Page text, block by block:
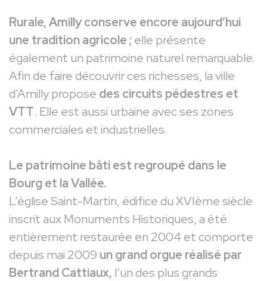
Rurale, Amilly conserve encore aujourd’hui
une tradition agricole ;elle présente
également un patrimoine naturel remarquable.
Afin de faire découvrir ces richesses, la ville
d’Amilly propose des circuits pédestres et
VTT. Elle est aussi urbaine avec ses zones
commerciales et industrielles.
Le patrimoine bâti est regroupé dans le
Bourg et la Vallée.
L’église Saint-Martin, édifice du XVIème siècle
inscrit aux Monuments Historiques, a été
entièrement restaurée en 2004 et comporte
depuis mai 2009 un grand orgue réalisé par
Bertrand Cattiaux, l’un des plus grands